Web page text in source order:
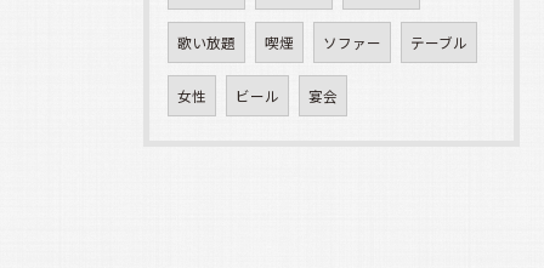
歌い放題 喫煙 ソファー テーブル
女性 ビール 宴会